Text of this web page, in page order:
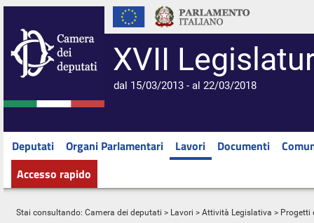
XVII
dal 15/03/2013 - al 22/03/2018
Deputati Organi Parlamentari Lavori Documenti
Accesso rapido
Stai consultando: Camera dei deputati > Lavori > Attività Legislativa > Progetti